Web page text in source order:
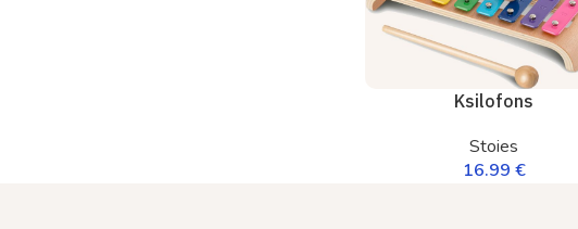
Ksilofons
Stoies
16.99 €